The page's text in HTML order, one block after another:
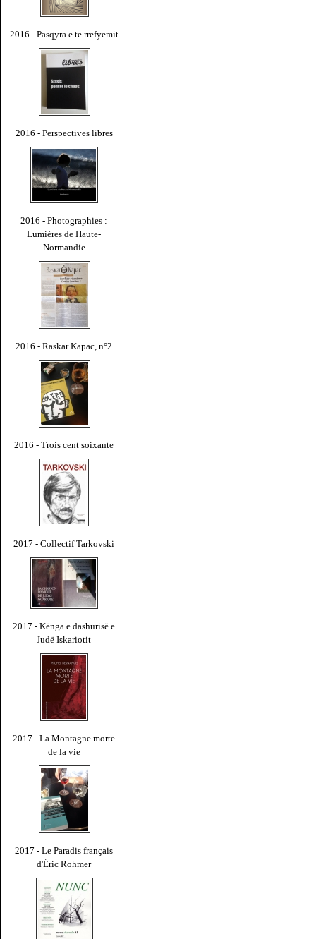
2016 - Pasqyra e te rrefyemit
2016 - Perspectives libres
2016 - Photographies :
Lumières de Haute-
Normandie
2016 - Raskar Kapac, n°2
2016 - Trois cent soixante
2017 - Collectif Tarkovski
2017 - Kënga e dashurisë e
Judë Iskariotit
2017 - La Montagne morte
de la vie
2017 - Le Paradis français
d'Éric Rohmer